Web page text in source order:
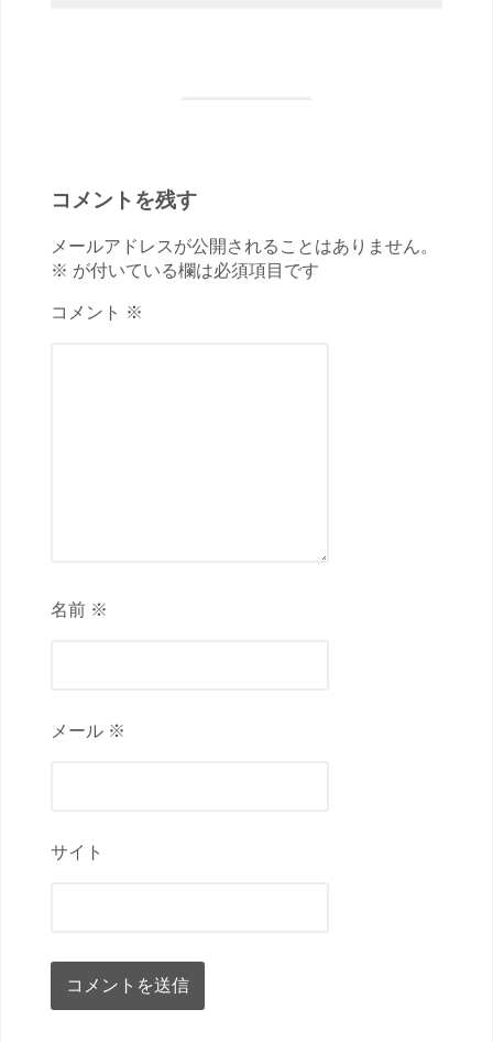
コメントを残す
メールアドレスが公開されることはありません。
※ が付いている欄は必須項目です
コメント ※
名前 ※
メール ※
サイト